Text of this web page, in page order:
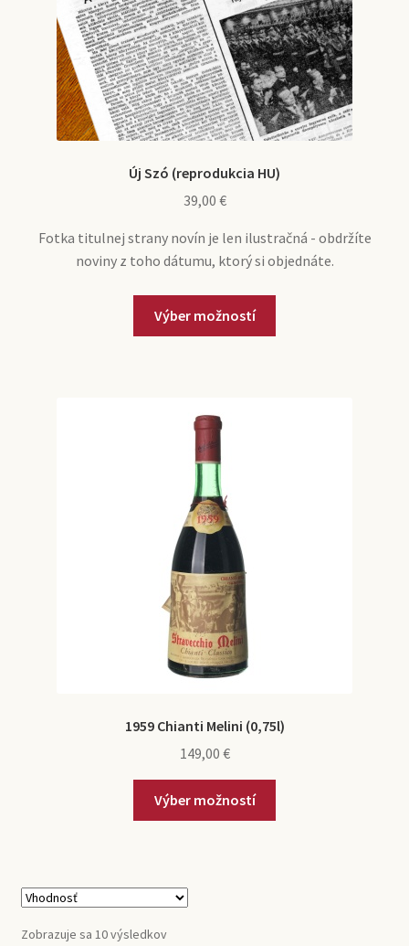
Új Szó (reprodukcia HU)
39,00 €
Fotka titulnej strany novín je len ilustračná - obdržíte
noviny z toho dátumu, ktorý si objednáte.
1959 Chianti Melini (0,75l)
149,00 €
Výber možností
Zobrazuje sa 10 výsledkov